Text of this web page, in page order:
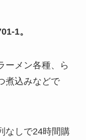
1。
ーメン各種、ら
煮込みなどで
なしで24時間購